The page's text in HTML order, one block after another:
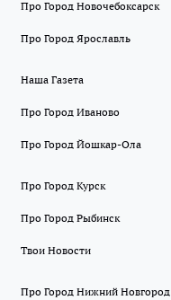
Про Город Новочебоксарск
Про Город Ярославль
Наша Газета
Про Город Иваново
Про Город Йошкар-Ола
Про Город Курск
Про Город Рыбинск
Твои Новости
Про Город Нижний Новгород